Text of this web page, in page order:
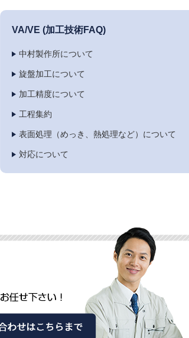
VA/VE (加工技術FAQ)
中村製作所について
旋盤加工について
加工精度について
工程集約
表面処理（めっき、熱処理など）について
対応について